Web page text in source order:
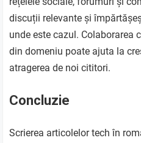
discuții relevante și
unde este cazul. Colaborarea
din domeniu poate ajuta la
atragerea de noi cititori.
Concluzie
Scrierea articolelor tech în